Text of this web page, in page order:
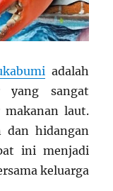
adalah
yang sangat
laut.
dan hidangan
ini menjadi
keluarga